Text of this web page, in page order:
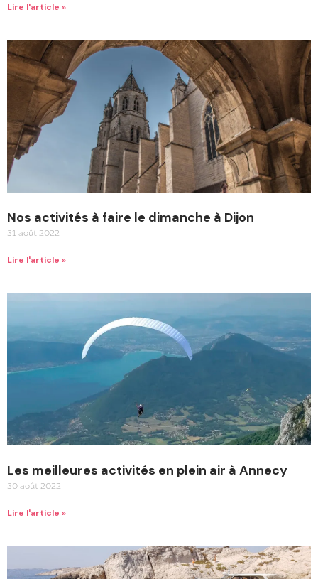
Lire l'article »
Nos activités à faire le dimanche à Dijon
31 août 2022
Lire l'article »
Les meilleures activités en plein air à Annecy
30 août 2022
Lire l'article »